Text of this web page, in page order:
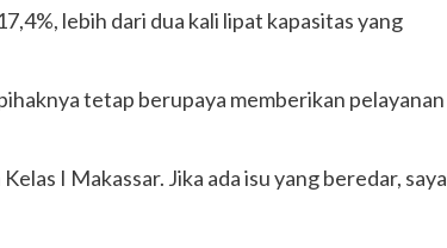
lebih dari dua kali lipat kapasitas yang
tetap berupaya memberikan pelayanan
I Makassar. Jika ada isu yang beredar, saya